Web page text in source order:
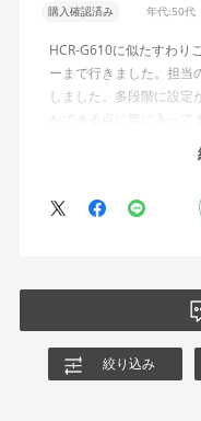
説明を読んでも理解でき
問い合わせに対しては
反力特性を自動調整する
構が異なるため、同じ
強度調整との関係や、
製品自体に不具合があ
ングの特性や体重によ
されることを期待します
購入確認済み 年代:50代
HCR-G610に似たすわり
ーまで行きました。担当
しました。多段階に設定
ができる点に気に入って
しいて言えば、座面が
す。座面の硬さまで調
絞り込み